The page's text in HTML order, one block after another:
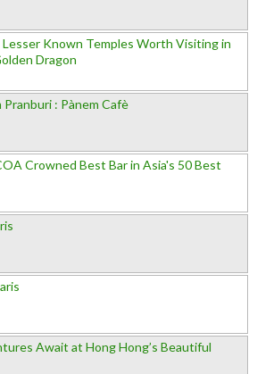
Known Temples Worth Visiting in
Dragon
: Pànem Cafè
Crowned Best Bar in Asia's 50 Best
Await at Hong Hong’s Beautiful